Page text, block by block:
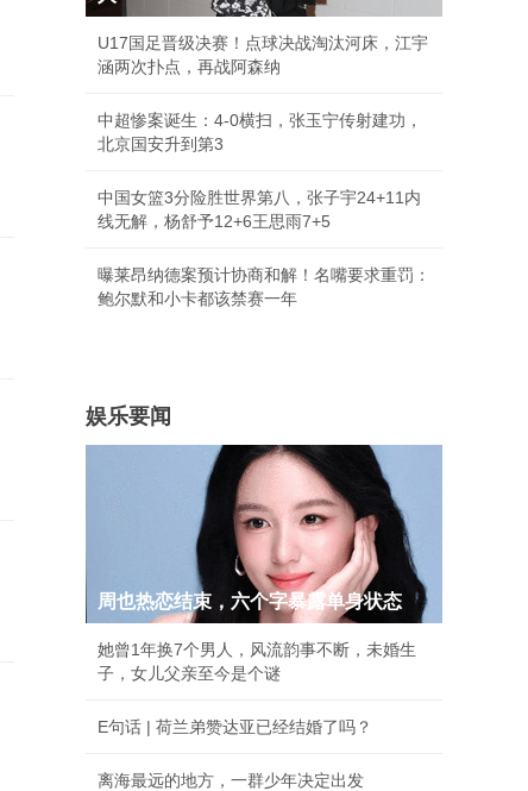
U17国足晋级决赛！点球决战淘汰河床，江宇
涵两次扑点，再战阿森纳
中超惨案诞生：4-0横扫，张玉宁传射建功，
北京国安升到第3
中国女篮3分险胜世界第八，张子宇24+11内
线无解，杨舒予12+6王思雨7+5
曝莱昂纳德案预计协商和解！名嘴要求重罚：
鲍尔默和小卡都该禁赛一年
娱乐要闻
周也热恋结束，六个字暴露单身状态
她曾1年换7个男人，风流韵事不断，未婚生
子，女儿父亲至今是个谜
E句话 | 荷兰弟赞达亚已经结婚了吗？
离海最远的地方，一群少年决定出发